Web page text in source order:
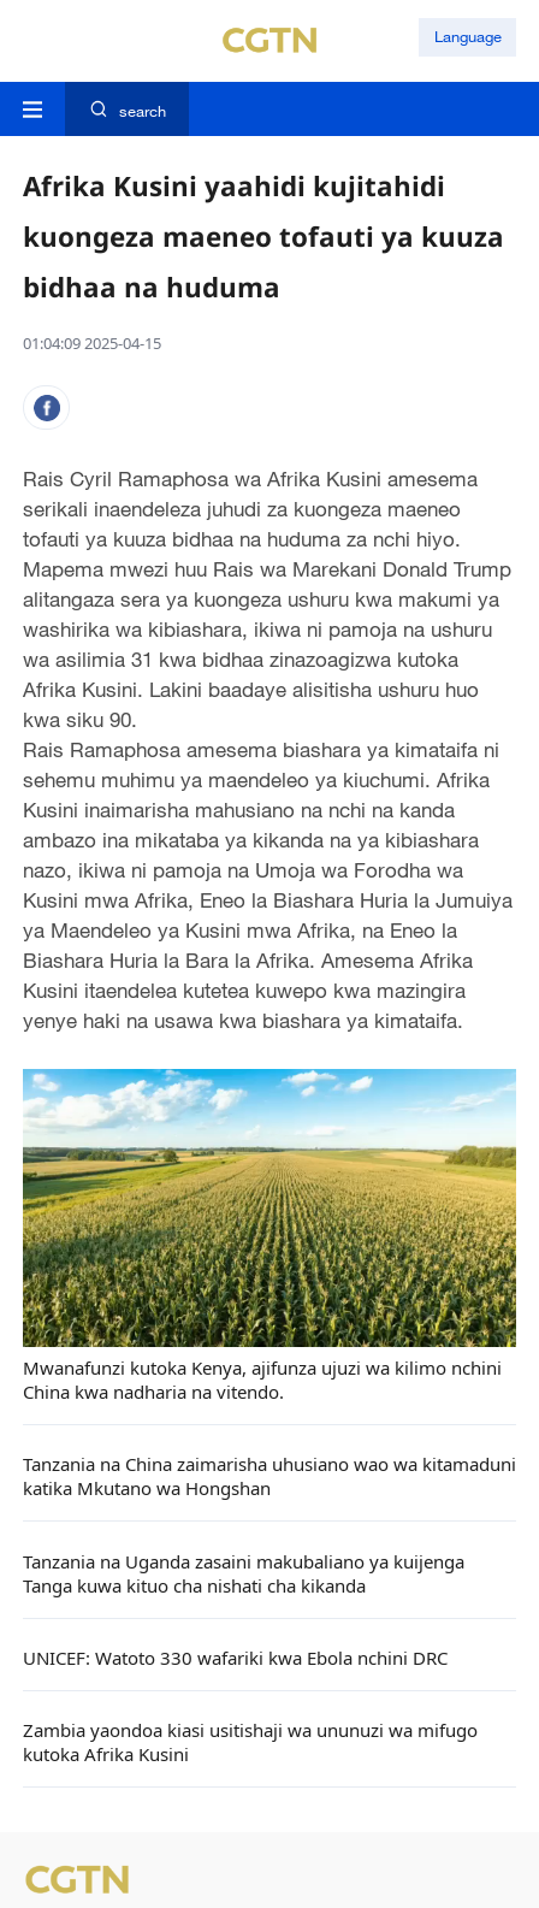
Language
search
Afrika Kusini yaahidi kujitahidi
kuongeza maeneo tofauti ya kuuza
bidhaa na huduma
01:04:09 2025-04-15
Rais Cyril Ramaphosa wa Afrika Kusini amesema
serikali inaendeleza juhudi za kuongeza maeneo
tofauti ya kuuza bidhaa na huduma za nchi hiyo.
Mapema mwezi huu Rais wa Marekani Donald Trump
alitangaza sera ya kuongeza ushuru kwa makumi ya
washirika wa kibiashara, ikiwa ni pamoja na ushuru
wa asilimia 31 kwa bidhaa zinazoagizwa kutoka
Afrika Kusini. Lakini baadaye alisitisha ushuru huo
kwa siku 90.
Rais Ramaphosa amesema biashara ya kimataifa ni
sehemu muhimu ya maendeleo ya kiuchumi. Afrika
Kusini inaimarisha mahusiano na nchi na kanda
ambazo ina mikataba ya kikanda na ya kibiashara
nazo, ikiwa ni pamoja na Umoja wa Forodha wa
Kusini mwa Afrika, Eneo la Biashara Huria la Jumuiya
ya Maendeleo ya Kusini mwa Afrika, na Eneo la
Biashara Huria la Bara la Afrika. Amesema Afrika
Kusini itaendelea kutetea kuwepo kwa mazingira
yenye haki na usawa kwa biashara ya kimataifa.
Mwanafunzi kutoka Kenya, ajifunza ujuzi wa kilimo nchini
China kwa nadharia na vitendo.
Tanzania na China zaimarisha uhusiano wao wa kitamaduni
katika Mkutano wa Hongshan
Tanzania na Uganda zasaini makubaliano ya kuijenga
Tanga kuwa kituo cha nishati cha kikanda
UNICEF: Watoto 330 wafariki kwa Ebola nchini DRC
Zambia yaondoa kiasi usitishaji wa ununuzi wa mifugo
kutoka Afrika Kusini